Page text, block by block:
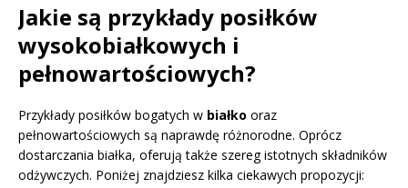
Jakie są przykłady posiłków
wysokobiałkowych i
pełnowartościowych?
Przykłady posiłków bogatych w białko oraz
pełnowartościowych są naprawdę różnorodne. Oprócz
dostarczania białka, oferują także szereg istotnych składników
odżywczych. Poniżej znajdziesz kilka ciekawych propozycji: